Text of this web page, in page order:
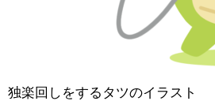
独楽回しをするタツのイラスト